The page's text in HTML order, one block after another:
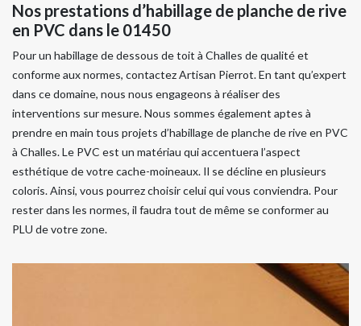
Nos prestations d’habillage de planche de rive
en PVC dans le 01450
Pour un habillage de dessous de toit à Challes de qualité et
conforme aux normes, contactez Artisan Pierrot. En tant qu’expert
dans ce domaine, nous nous engageons à réaliser des
interventions sur mesure. Nous sommes également aptes à
prendre en main tous projets d’habillage de planche de rive en PVC
à Challes. Le PVC est un matériau qui accentuera l’aspect
esthétique de votre cache-moineaux. Il se décline en plusieurs
coloris. Ainsi, vous pourrez choisir celui qui vous conviendra. Pour
rester dans les normes, il faudra tout de même se conformer au
PLU de votre zone.